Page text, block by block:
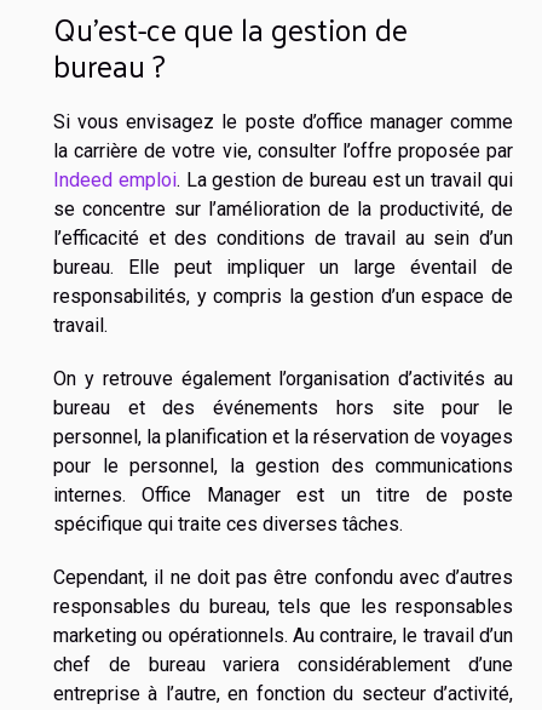
Qu’est-ce que la gestion de
bureau ?
Si vous envisagez le poste d’office manager comme
la carrière de votre vie, consulter l’offre proposée par
Indeed emploi. La gestion de bureau est un travail qui
se concentre sur l’amélioration de la productivité, de
l’efficacité et des conditions de travail au sein d’un
bureau. Elle peut impliquer un large éventail de
responsabilités, y compris la gestion d’un espace de
travail.
On y retrouve également l’organisation d’activités au
bureau et des événements hors site pour le
personnel, la planification et la réservation de voyages
pour le personnel, la gestion des communications
internes. Office Manager est un titre de poste
spécifique qui traite ces diverses tâches.
Cependant, il ne doit pas être confondu avec d’autres
responsables du bureau, tels que les responsables
marketing ou opérationnels. Au contraire, le travail d’un
chef de bureau variera considérablement d’une
entreprise à l’autre, en fonction du secteur d’activité,